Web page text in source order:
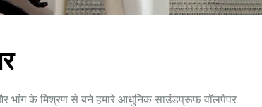
भांग के मिश्रण से बने हमारे आधुनिक साउंडप्रूफ वॉलपेपर